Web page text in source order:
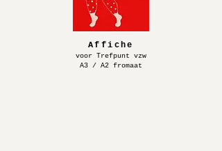
Affiche
voor Trefpunt vzw
A3 / A2 fromaat